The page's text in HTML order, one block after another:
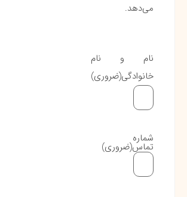
می‌دهد.
نام و نام
خانوادگی(ضروری)
شماره
تماس(ضروری)